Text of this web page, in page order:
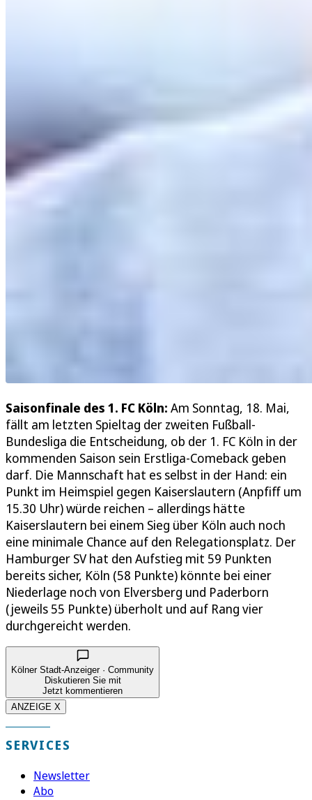
Saisonfinale des 1. FC Köln: Am Sonntag, 18. Mai,
fällt am letzten Spieltag der zweiten Fußball-
Bundesliga die Entscheidung, ob der 1. FC Köln in der
kommenden Saison sein Erstliga-Comeback geben
darf. Die Mannschaft hat es selbst in der Hand: ein
Punkt im Heimspiel gegen Kaiserslautern (Anpfiff um
15.30 Uhr) würde reichen – allerdings hätte
Kaiserslautern bei einem Sieg über Köln auch noch
eine minimale Chance auf den Relegationsplatz. Der
Hamburger SV hat den Aufstieg mit 59 Punkten
bereits sicher, Köln (58 Punkte) könnte bei einer
Niederlage noch von Elversberg und Paderborn
(jeweils 55 Punkte) überholt und auf Rang vier
durchgereicht werden.
Kölner Stadt-Anzeiger · Community
Diskutieren Sie mit
Jetzt kommentieren
ANZEIGE X
SERVICES
Newsletter
Abo